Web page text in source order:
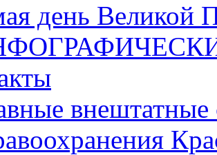
день Великой
внештатные